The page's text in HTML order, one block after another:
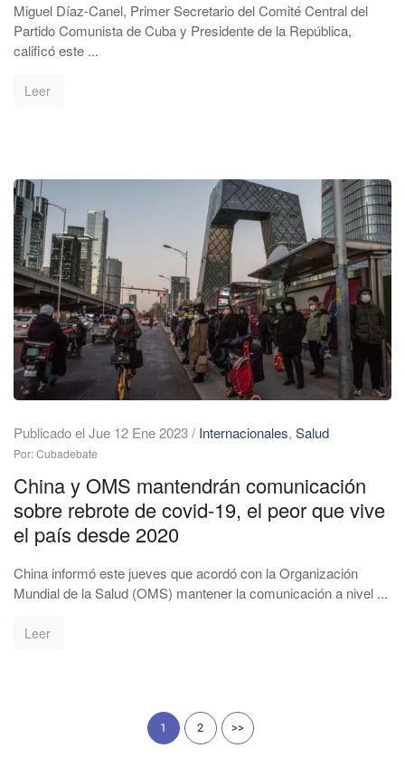
Miguel Díaz-Canel, Primer Secretario del Comité Central del
Partido Comunista de Cuba y Presidente de la República,
calificó este ...
Leer
Publicado el Jue 12 Ene 2023/ Internacionales, Salud
Por: Cubadebate
China y OMS mantendrán comunicación
sobre rebrote de covid-19, el peor que vive
el país desde 2020
China informó este jueves que acordó con la Organización
Mundial de la Salud (OMS) mantener la comunicación a nivel ...
Leer
1 2 >>